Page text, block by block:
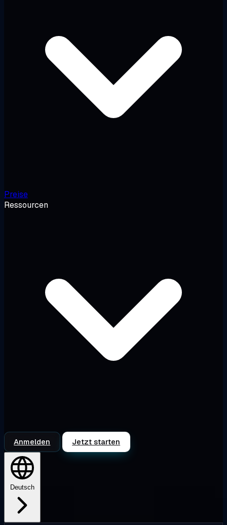
Preise
Ressourcen
Anmelden Jetzt starten
Deutsch